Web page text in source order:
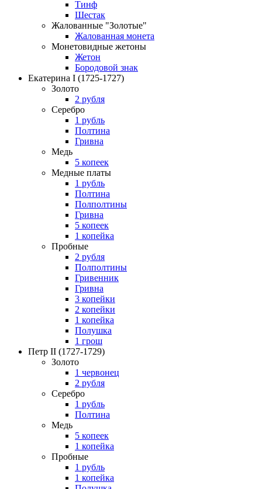
Тинф
Шестак
Жалованные "Золотые"
Жалованная монета
Монетовидные жетоны
Жетон
Бородовой знак
Екатерина I (1725-1727)
Золото
2 рубля
Серебро
1 рубль
Полтина
Гривна
Медь
5 копеек
Медные платы
1 рубль
Полтина
Полполтины
Гривна
5 копеек
1 копейка
Пробные
2 рубля
Полполтины
Гривенник
Гривна
3 копейки
2 копейки
1 копейка
Полушка
1 грош
Петр II (1727-1729)
Золото
1 червонец
2 рубля
Серебро
1 рубль
Полтина
Медь
5 копеек
1 копейка
Пробные
1 рубль
1 копейка